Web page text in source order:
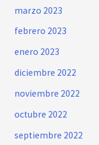
marzo 2023
febrero 2023
enero 2023
diciembre 2022
noviembre 2022
octubre 2022
septiembre 2022